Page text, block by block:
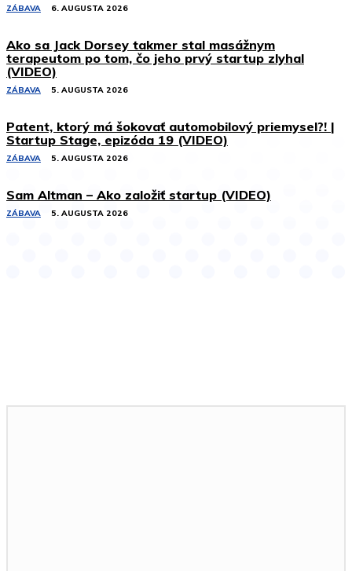
ZÁBAVA 6. AUGUSTA 2026
Ako sa Jack Dorsey takmer stal masážnym
terapeutom po tom, čo jeho prvý startup zlyhal
(VIDEO)
ZÁBAVA 5. AUGUSTA 2026
Patent, ktorý má šokovať automobilový priemysel?! |
Startup Stage, epizóda 19 (VIDEO)
ZÁBAVA 5. AUGUSTA 2026
Sam Altman – Ako založiť startup (VIDEO)
ZÁBAVA 5. AUGUSTA 2026